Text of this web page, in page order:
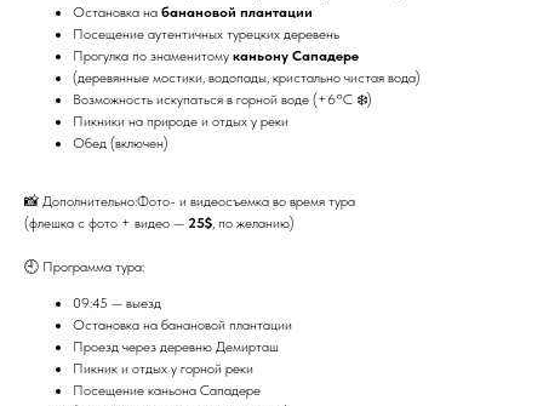
Остановка на банановой плантации
Посещение аутентичных турецких деревень
Прогулка по знаменитому каньону Сападере
(деревянные мостики, водопады, кристально чистая вода)
Возможность искупаться в горной воде (+6°C ❄️)
Пикники на природе и отдых у реки
Обед (включен)
📸 Дополнительно:Фото- и видеосъемка во время тура
(флешка с фото + видео — 25$, по желанию)
🕘 Программа тура:
09:45 — выезд
Остановка на банановой плантации
Проезд через деревню Демирташ
Пикник и отдых у горной реки
Посещение каньона Сападере